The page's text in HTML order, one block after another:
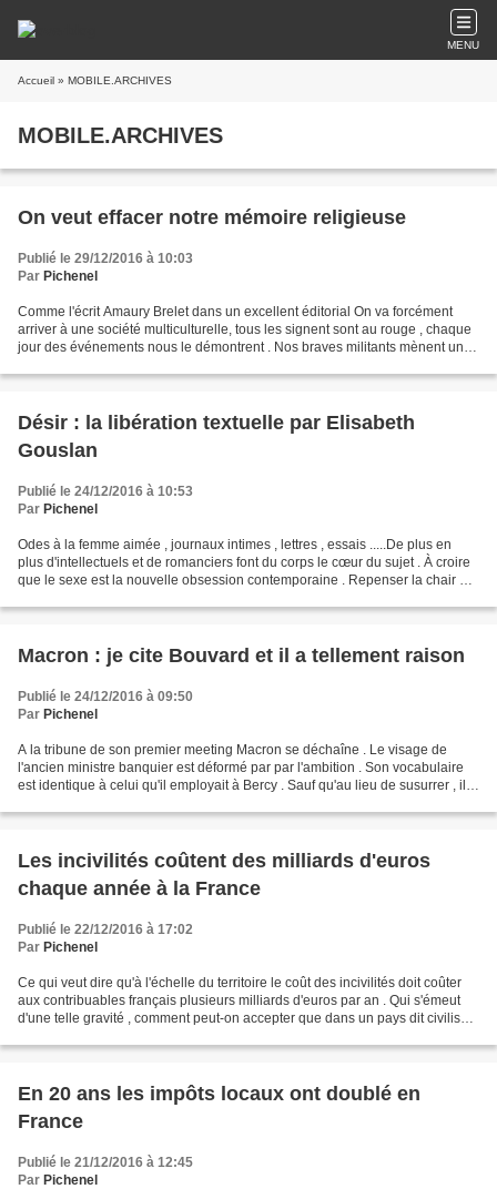
MENU
Accueil » MOBILE.ARCHIVES
MOBILE.ARCHIVES
On veut effacer notre mémoire religieuse
Publié le 29/12/2016 à 10:03
Par Pichenel
Comme l'écrit Amaury Brelet dans un excellent éditorial On va forcément
arriver à une société multiculturelle, tous les signent sont au rouge , chaque
jour des événements nous le démontrent . Nos braves militants mènent une
Désir : la libération textuelle par Elisabeth
Gouslan
Publié le 24/12/2016 à 10:53
Par Pichenel
Odes à la femme aimée , journaux intimes , lettres , essais .....De plus en
plus d'intellectuels et de romanciers font du corps le cœur du sujet . À croire
que le sexe est la nouvelle obsession contemporaine . Repenser la chair et
Macron : je cite Bouvard et il a tellement raison
Publié le 24/12/2016 à 09:50
Par Pichenel
A la tribune de son premier meeting Macron se déchaîne . Le visage de
l'ancien ministre banquier est déformé par par l'ambition . Son vocabulaire
est identique à celui qu'il employait à Bercy . Sauf qu'au lieu de susurrer , il
Les incivilités coûtent des milliards d'euros
chaque année à la France
Publié le 22/12/2016 à 17:02
Par Pichenel
Ce qui veut dire qu'à l'échelle du territoire le coût des incivilités doit coûter
aux contribuables français plusieurs milliards d'euros par an . Qui s'émeut
d'une telle gravité , comment peut-on accepter que dans un pays dit civilisé
En 20 ans les impôts locaux ont doublé en
France
Publié le 21/12/2016 à 12:45
Par Pichenel